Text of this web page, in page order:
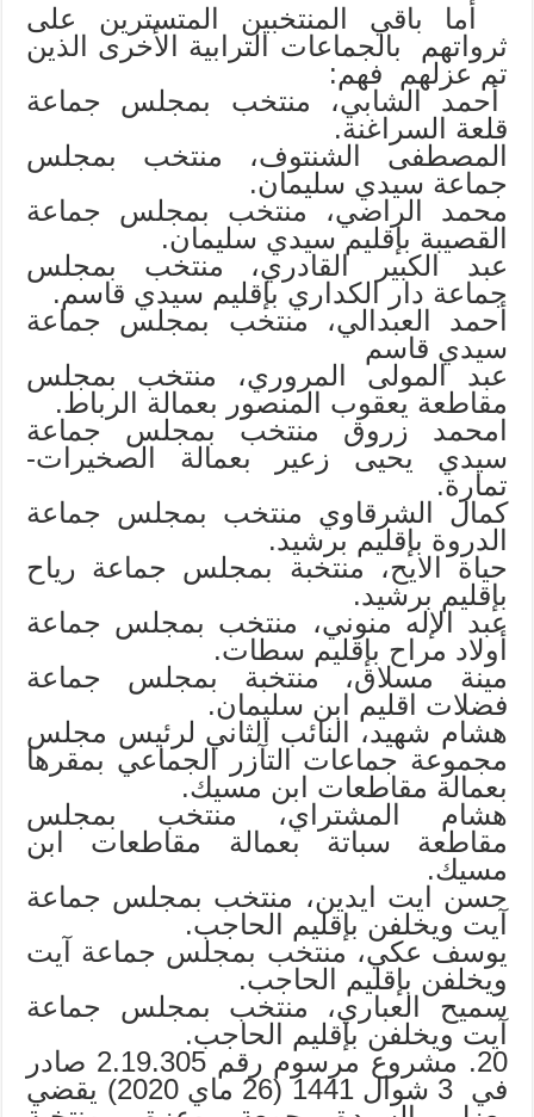
أما باقي المنتخبين المتسترين على
ثرواتهم بالجماعات الترابية الأخرى الذين
تم عزلهم فهم:
أحمد الشابي، منتخب بمجلس جماعة
قلعة السراغنة.
المصطفى الشنتوف، منتخب بمجلس
جماعة سيدي سليمان.
محمد الراضي، منتخب بمجلس جماعة
القصيبة بإقليم سيدي سليمان.
عبد الكبير القادري، منتخب بمجلس
جماعة دار الكداري بإقليم سيدي قاسم.
أحمد العبدالي، منتخب بمجلس جماعة
سيدي قاسم
عبد المولى المروري، منتخب بمجلس
مقاطعة يعقوب المنصور بعمالة الرباط.
امحمد زروق منتخب بمجلس جماعة
سيدي يحيى زعير بعمالة الصخيرات-
تمارة.
كمال الشرقاوي منتخب بمجلس جماعة
الدروة بإقليم برشيد.
حياة الايح، منتخبة بمجلس جماعة رياح
بإقليم برشيد.
عبد الإله منوني، منتخب بمجلس جماعة
أولاد مراح بإقليم سطات.
مينة مسلاق، منتخبة بمجلس جماعة
فضلات اقليم ابن سليمان.
هشام شهيد، النائب الثاني لرئيس مجلس
مجموعة جماعات التآزر الجماعي بمقرها
بعمالة مقاطعات ابن مسيك.
هشام المشتراي، منتخب بمجلس
مقاطعة سباتة بعمالة مقاطعات ابن
مسيك.
حسن ايت ايدين، منتخب بمجلس جماعة
آيت ويخلفن بإقليم الحاجب.
يوسف عكي، منتخب بمجلس جماعة آيت
ويخلفن بإقليم الحاجب.
سميح العباري، منتخب بمجلس جماعة
آيت ويخلفن بإقليم الحاجب.
20. مشروع مرسوم رقم 2.19.305 صادر
في 3 شوال 1441 (26 ماي 2020) يقضي